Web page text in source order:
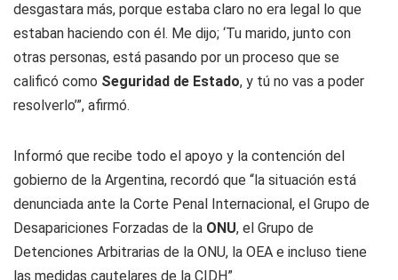
desgastara más, porque estaba claro no era legal lo que
estaban haciendo con él. Me dijo; ‘Tu marido, junto con
otras personas, está pasando por un proceso que se
calificó como Seguridad de Estado, y tú no vas a poder
resolverlo’”, afirmó.
Informó que recibe todo el apoyo y la contención del
gobierno de la Argentina, recordó que “la situación está
denunciada ante la Corte Penal Internacional, el Grupo de
Desapariciones Forzadas de la ONU, el Grupo de
Detenciones Arbitrarias de la ONU, la OEA e incluso tiene
las medidas cautelares de la CIDH”.